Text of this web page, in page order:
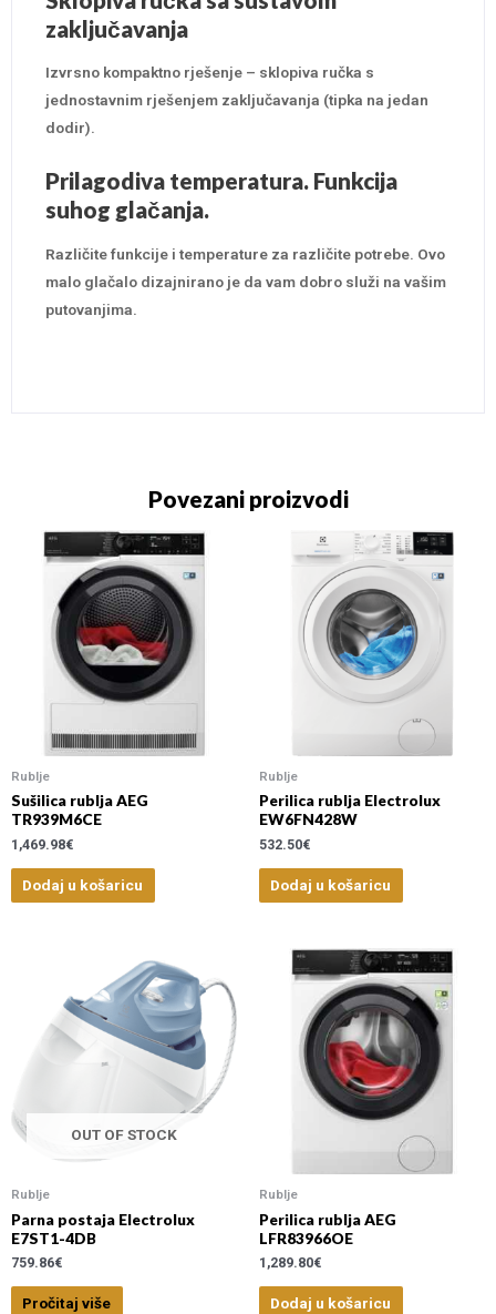
zaključavanja
Izvrsno kompaktno rješenje – sklopiva ručka s
jednostavnim rješenjem zaključavanja (tipka na jedan
dodir).
Prilagodiva temperatura. Funkcija
suhog glačanja.
Različite funkcije i temperature za različite potrebe. Ovo
malo glačalo dizajnirano je da vam dobro služi na vašim
putovanjima.
Povezani proizvodi
Rublje
Sušilica rublja AEG
TR939M6CE
1,469.98€
Dodaj u košaricu
Rublje
Perilica rublja Electrolux
EW6FN428W
532.50€
Dodaj u košaricu
OUT OF STOCK
Rublje
Parna postaja Electrolux
E7ST1-4DB
759.86€
Pročitaj više
Rublje
Perilica rublja AEG
LFR83966OE
1,289.80€
Dodaj u košaricu